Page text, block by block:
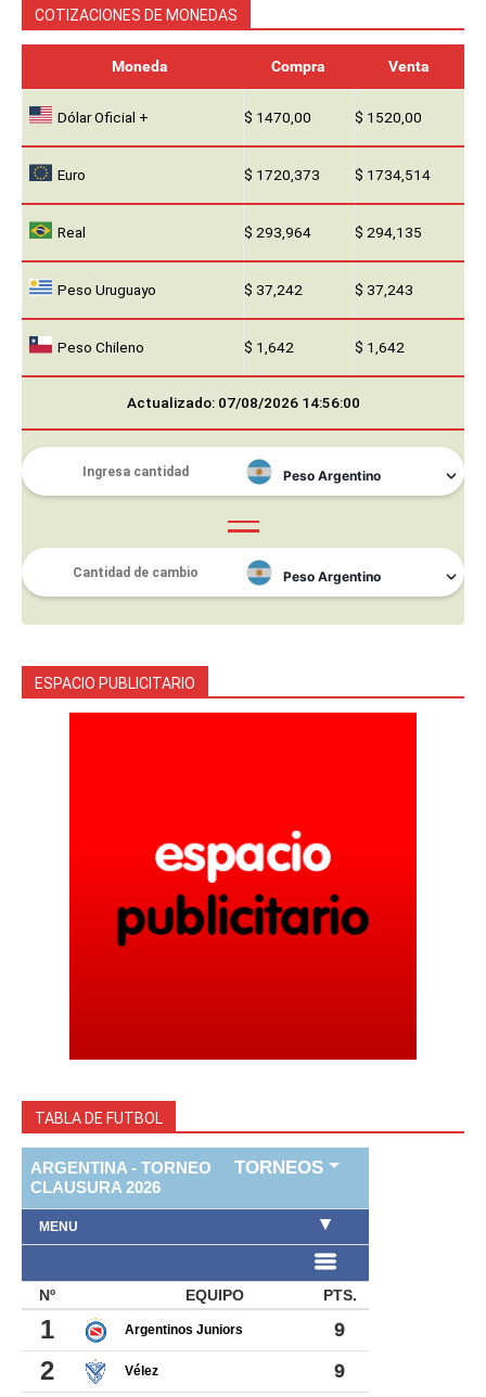
COTIZACIONES DE MONEDAS
Moneda Compra Venta
Dólar Oficial + $ 1470,00 $ 1520,00
Euro $ 1720,373 $ 1734,514
Real $ 293,964 $ 294,135
Peso Uruguayo $ 37,242 $ 37,243
Peso Chileno $ 1,642 $ 1,642
Actualizado: 07/08/2026 14:56:00
ESPACIO PUBLICITARIO
TABLA DE FUTBOL